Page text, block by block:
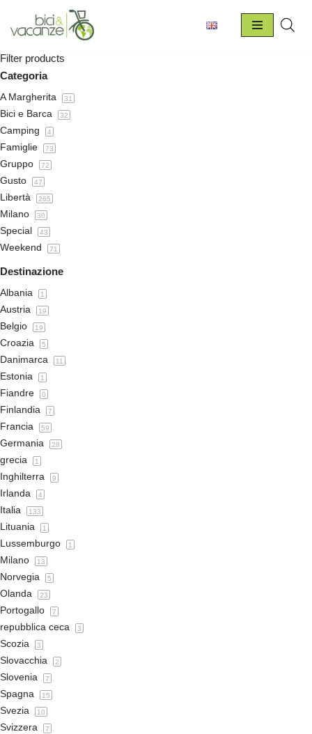
Vai
al
contenuto
Filter products
Categoria
A Margherita 31
Bici e Barca 32
Camping 4
Famiglie 73
Gruppo 72
Gusto 47
Libertà 265
Milano 30
Special 43
Weekend 71
Destinazione
Albania 1
Austria 19
Belgio 19
Croazia 5
Danimarca 11
Estonia 1
Fiandre 0
Finlandia 7
Francia 59
Germania 28
grecia 1
Inghilterra 9
Irlanda 4
Italia 133
Lituania 1
Lussemburgo 1
Milano 13
Norvegia 5
Olanda 23
Portogallo 7
repubblica ceca 3
Scozia 3
Slovacchia 2
Slovenia 7
Spagna 15
Svezia 10
Svizzera 7